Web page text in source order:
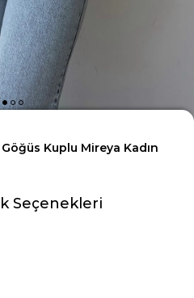
Kuplu Mireya Kadın
Seçenekleri